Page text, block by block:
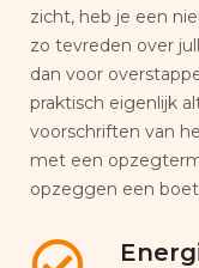
zicht, heb je een
zo tevreden over
dan voor
praktisch eigenlijk
voorschriften van
met een
opzeggen een